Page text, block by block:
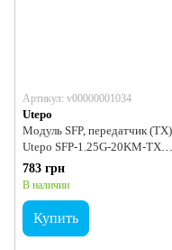
Артикул: v00000001034
Utepo
Модуль SFP, передатчик (TX)
Utepo SFP-1.25G-20KM-TX
1.25Гб
783 грн
В наличии
Купить